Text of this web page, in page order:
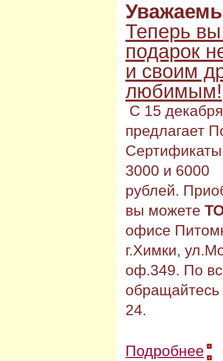
Теперь
подарок
и своим
любимым!
С 15
предлагает
3000 и 6000
рублей.
вы можете
офисе
г.Химки,
оф.349. По
обращайтесь
24.
Подробнее